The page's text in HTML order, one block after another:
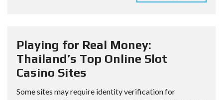
Playing for Real Money:
Thailand’s Top Online Slot
Casino Sites
Some sites may require identity verification for